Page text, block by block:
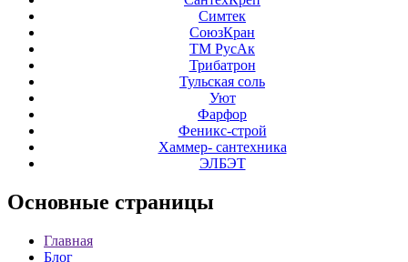
Симтек
СоюзКран
ТМ РусАк
Трибатрон
Тульская соль
Уют
Фарфор
Феникс-строй
Хаммер- сантехника
ЭЛБЭТ
Основные страницы
Главная
Блог